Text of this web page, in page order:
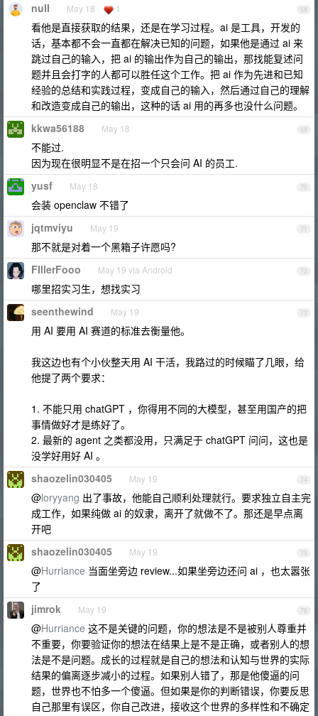
68
nuII May 18 1
看他是直接获取的结果，还是在学习过程。ai 是工具，开发的
话，基本都不会一直都在解决已知的问题，如果他是通过 ai 来
跳过自己的输入，把 ai 的输出作为自己的输出，那找能复述问
题并且会打字的人都可以胜任这个工作。把 ai 作为先进和已知
经验的总结和实践过程，变成自己的输入，然后通过自己的理解
和改造变成自己的输出，这种的话 ai 用的再多也没什么问题。
69
kkwa56188 May 18
不能过.
因为现在很明显不是在招一个只会问 AI 的员工.
70
yusf May 18
会装 openclaw 不错了
71
jqtmviyu May 19
那不就是对着一个黑箱子许愿吗?
72
FIllerFooo May 19 via Android
哪里招实习生，想找实习
73
seenthewind May 19
用 AI 要用 AI 赛道的标准去衡量他。
我这边也有个小伙整天用 AI 干活，我路过的时候瞄了几眼，给
他提了两个要求：
1. 不能只用 chatGPT ，你得用不同的大模型，甚至用国产的把
事情做好才是练好了。
2. 最新的 agent 之类都没用，只满足于 chatGPT 问问，这也是
没学好用好 AI 。
74
shaozelin030405 May 19
@loryyang 出了事故，他能自己顺利处理就行。要求独立自主完
成工作，如果纯做 ai 的奴隶，离开了就做不了。那还是早点离
开吧
75
shaozelin030405 May 19
@Hurriance 当面坐旁边 review...如果坐旁边还问 ai ，也太嚣张
了
76
jimrok May 19
@Hurriance 这不是关键的问题，你的想法是不是被别人尊重并
不重要，你要验证你的想法在结果上是不是正确，或者别人的想
法是不是问题。成长的过程就是自己的想法和认知与世界的实际
结果的偏离逐步减小的过程。如果别人错了，那是他傻逼的问
题，世界也不怕多一个傻逼。但如果是你的判断错误，你要反思
自己那里有误区，你自己改进，接收这个世界的多样性和不确定